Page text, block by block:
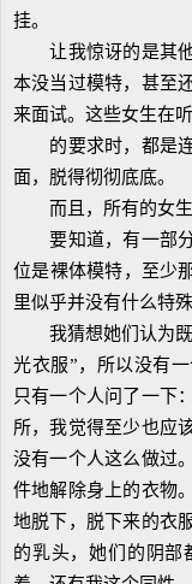
挂。
让我惊讶的是其他
本没当过模特，甚至
来面试。这些女生在
的要求时，都是连
面，脱得彻彻底底。
而且，所有的女生
要知道，有一部分
位是裸体模特，至少
里似乎并没有什么特殊
我猜想她们认为既
光衣服”，所以没有
只有一个人问了一下
所，我觉得至少也应
没有一个人这么做过
件地解除身上的衣物
地脱下，脱下来的衣
的乳头，她们的阴部